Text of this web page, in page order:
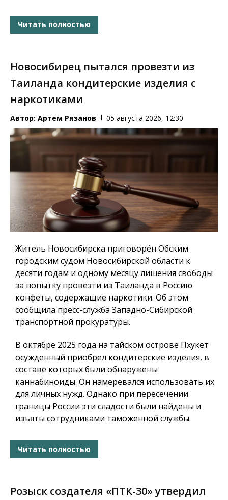
Читать полностью
Новосибирец пытался провезти из
Таиланда кондитерские изделия с
наркотиками
Автор: Артем Рязанов 05 августа 2026, 12:30
Житель Новосибирска приговорён Обским
городским судом Новосибирской области к
десяти годам и одному месяцу лишения свободы
за попытку провезти из Таиланда в Россию
конфеты, содержащие наркотики. Об этом
сообщила пресс-служба Западно-Сибирской
транспортной прокуратуры.
В октябре 2025 года на тайском острове Пхукет
осужденный приобрел кондитерские изделия, в
составе которых были обнаружены
каннабиноиды. Он намеревался использовать их
для личных нужд. Однако при пересечении
границы России эти сладости были найдены и
изъяты сотрудниками таможенной службы.
Читать полностью
Розыск создателя «ПТК-30» утвердил